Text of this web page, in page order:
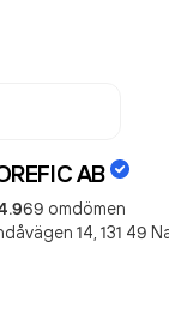
AB
69 omdömen
14, 131 49